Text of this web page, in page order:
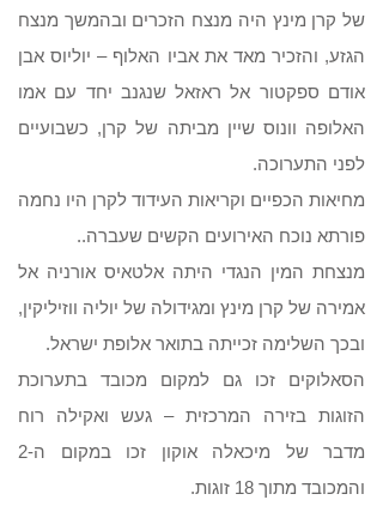
של קרן מינץ היה מנצח הזכרים ובהמשך מנצח
הגזע, והזכיר מאד את אביו האלוף – יוליוס אבן
אודם ספקטור אל ראזאל שנגנב יחד עם אמו
האלופה וונוס שיין מביתה של קרן, כשבועיים
לפני התערוכה.
מחיאות הכפיים וקריאות העידוד לקרן היו נחמה
פורתא נוכח האירועים הקשים שעברה..
מנצחת המין הנגדי היתה אלטאיס אורניה אל
אמירה של קרן מינץ ומגידולה של יוליה ווזיליקין,
ובכך השלימה זכייתה בתואר אלופת ישראל.
הסאלוקים זכו גם למקום מכובד בתערוכת
הזוגות בזירה המרכזית – געש ואקילה רוח
מדבר של מיכאלה אוקון זכו במקום ה-2
והמכובד מתוך 18 זוגות.